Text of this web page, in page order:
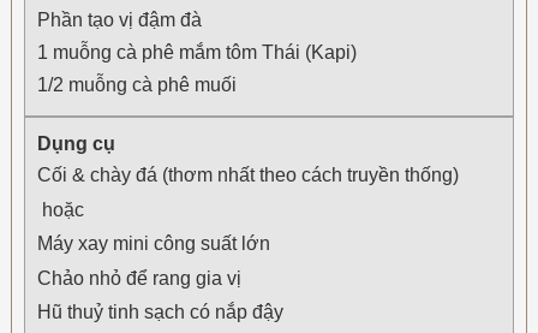
Phần tạo vị đậm đà
1 muỗng cà phê mắm tôm Thái (Kapi)
1/2 muỗng cà phê muối
Dụng cụ
Cối & chày đá (thơm nhất theo cách truyền thống)
hoặc
Máy xay mini công suất lớn
Chảo nhỏ để rang gia vị
Hũ thuỷ tinh sạch có nắp đậy